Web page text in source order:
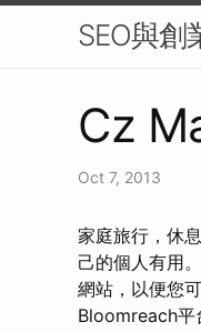
SEO與創
Cz
Oct 7, 2013
家庭旅行，休
己的個人有用。
網站，以便您
Bloomreach平